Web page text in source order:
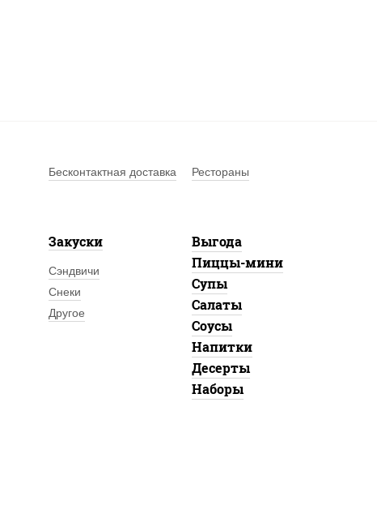
Бесконтактная доставка
Рестораны
Закуски
Сэндвичи
Снеки
Другое
Выгода
Пиццы-мини
Супы
Салаты
Соусы
Напитки
Десерты
Наборы